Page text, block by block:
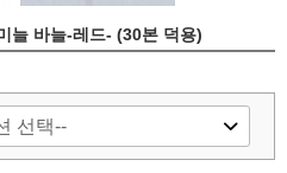
늘 바늘-레드- (30본 덕용)